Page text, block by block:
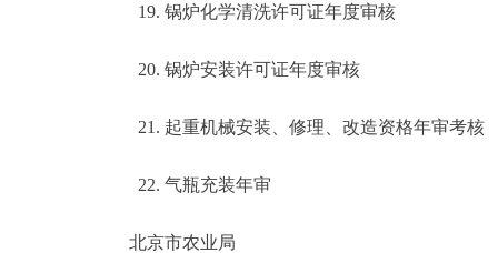
19. 锅炉化学清洗许可证年度审核
20. 锅炉安装许可证年度审核
21. 起重机械安装、修理、改造资格年审考核
22. 气瓶充装年审
北京市农业局